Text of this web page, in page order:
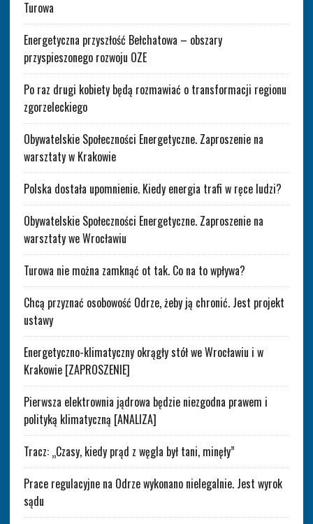
Turowa
Energetyczna przyszłość Bełchatowa – obszary
przyspieszonego rozwoju OZE
Po raz drugi kobiety będą rozmawiać o transformacji regionu
zgorzeleckiego
Obywatelskie Społeczności Energetyczne. Zaproszenie na
warsztaty w Krakowie
Polska dostała upomnienie. Kiedy energia trafi w ręce ludzi?
Obywatelskie Społeczności Energetyczne. Zaproszenie na
warsztaty we Wrocławiu
Turowa nie można zamknąć ot tak. Co na to wpływa?
Chcą przyznać osobowość Odrze, żeby ją chronić. Jest projekt
ustawy
Energetyczno-klimatyczny okrągły stół we Wrocławiu i w
Krakowie [ZAPROSZENIE]
Pierwsza elektrownia jądrowa będzie niezgodna prawem i
polityką klimatyczną [ANALIZA]
Tracz: „Czasy, kiedy prąd z węgla był tani, minęły”
Prace regulacyjne na Odrze wykonano nielegalnie. Jest wyrok
sądu